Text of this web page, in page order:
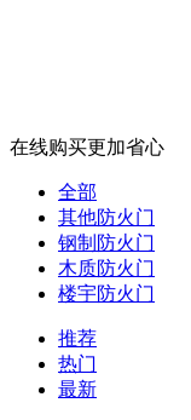
在线购买更加省心
全部
其他防火门
钢制防火门
木质防火门
楼宇防火门
推荐
热门
最新